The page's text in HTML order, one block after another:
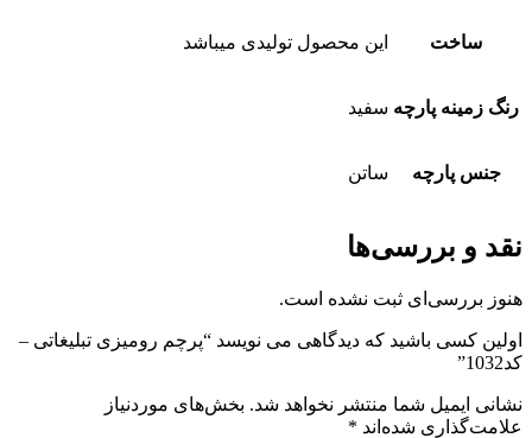
ساخت این محصول تولیدی میباشد
رنگ زمینه پارچه سفید
جنس پارچه ساتن
نقد و بررسی‌ها
هنوز بررسی‌ای ثبت نشده است.
اولین کسی باشید که دیدگاهی می نویسد “پرچم رومیزی تبلیغاتی –
کد1032”
نشانی ایمیل شما منتشر نخواهد شد. بخش‌های موردنیاز
علامت‌گذاری شده‌اند *